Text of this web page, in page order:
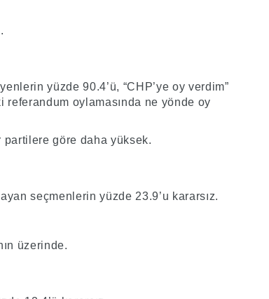
yüzde 90.4’ü, “CHP’ye oy verdim”
referandum oylamasında ne yönde oy
partilere göre daha yüksek.
seçmenlerin yüzde 23.9’u kararsız.
üzerinde.